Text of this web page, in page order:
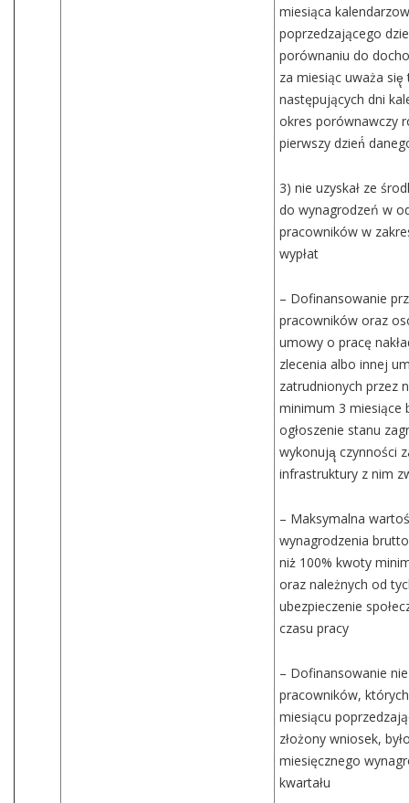
miesiąca
poprzedzającego
porównaniu do
za miesiąc uważa
następujących dni
okres porównawczy
pierwszy dzień́
3) nie uzyskał ze
do wynagrodzeń w
pracowników w
wypłat
– Dofinansowanie
pracowników oraz
umowy o pracę
zlecenia albo innej
zatrudnionych przez
minimum 3 miesiące
ogłoszenie stanu
wykonują̨ czynności
infrastruktury z nim
– Maksymalna
wynagrodzenia
niż̇ 100% kwoty
oraz należnych od
ubezpieczenie
czasu pracy
– Dofinansowanie
pracowników,
miesiącu
złożony wniosek,
miesięcznego
kwartału